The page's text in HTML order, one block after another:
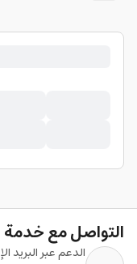
التواصل مع خدمة
الدعم عبر البريد